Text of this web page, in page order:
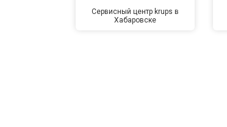
Сервисный центр krups в
Хабаровске